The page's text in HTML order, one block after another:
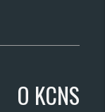
O KCNS